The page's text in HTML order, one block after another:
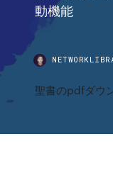
動機能
聖書のpdfダウ